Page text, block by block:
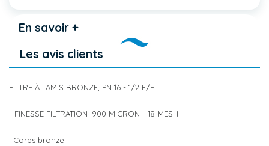
En savoir +
Les avis clients
FILTRE À TAMIS BRONZE, PN 16 - 1/2 F/F
- FINESSE FILTRATION :900 MICRON - 18 MESH
· Corps bronze